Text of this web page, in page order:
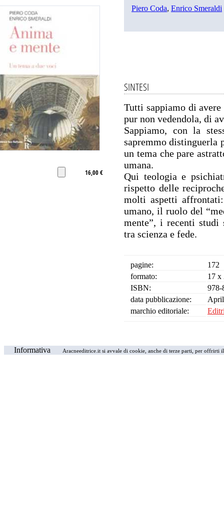
16,00 €
Piero Coda, Enrico Smeraldi
SINTESI
Tutti sappiamo di
pur non vedendola, di
Sappiamo, con la
sapremmo distinguerla
un tema che pare
umana.
Qui teologia e
rispetto delle
molti aspetti affrontati:
umano, il ruolo del
mente”, i recenti
tra scienza e fede.
pagine:
172
formato:
17 x
ISBN:
978-
data pubblicazione:
marchio editoriale:
Informativa Aracneeditrice.it si avvale di cookie, anche di terze parti, per